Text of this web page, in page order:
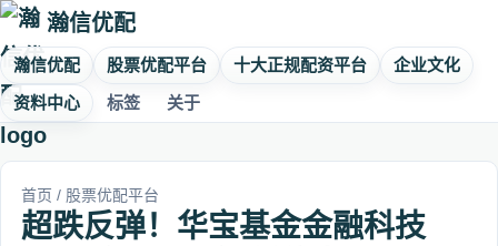
瀚信优配
瀚信优配 股票优配平台 十大正规配资平台
企业文化
资料中心
标签 关于
首页 / 股票优配平台
超跌反弹！华宝基金金融科技